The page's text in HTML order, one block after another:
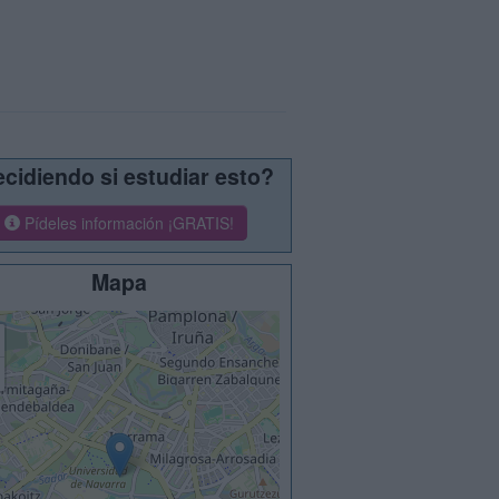
si estudiar esto?
Pídeles información ¡GRATIS!
Mapa